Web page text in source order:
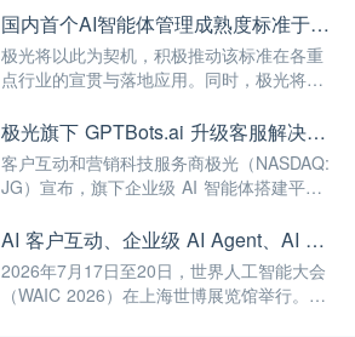
国内首个AI智能体管理成熟度标准于WAIC发布，极光参编
极光将以此为契机，积极推动该标准在各重
点行业的宣贯与落地应用。同时，极光将继
融入自身的产品与服务中，赋能更多企业实
现智能化转型，为我国人工智能产业规模
化、高端化发展注入强劲动能！
极光旗下 GPTBots.ai 升级客服解决方案：Audio Agent 打通企业通信线路，LINE 客服插件 2.0 同步上线
客户互动和营销科技服务商极光（NASDAQ:
JG）宣布，旗下企业级 AI 智能体搭建平台
Agent 正式支持通过 SIP 协议与 Twilio 对接
企业通信系统；LINE 客服插件 2.0 完成界面
重构并新增通知功能。
AI 客户互动、企业级 AI Agent、AI 内容生成集中亮相！极光旗下EngageLab WAIC 2026 现场回顾
2026年7月17日至20日，世界人工智能大会
（WAIC 2026）在上海世博展览馆举行。极